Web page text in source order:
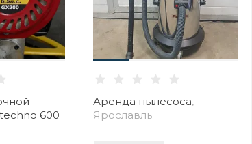
600
Аренда пылесоса,
Ярославль